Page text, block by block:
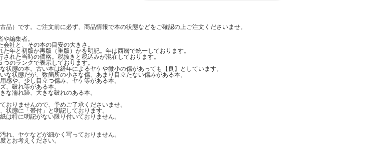
品）です。ご注文前に必ず、商品情報で本の状態などをご確認の上ご注文くださいませ。
編集者。
会社と、その本の目安の大きさ。
た年と初版か再版（重版）かを明記。年は西暦で統一しております。
された当時の価格。税抜きと税込みが混在しております。
のランクで表示しております。
状態の本。古い本は経年によるヤケや微小の傷があっても【良】としています。
な状態だが、数箇所の小さな傷、あまり目立たない傷みがある本。
感や、少し目立つ傷み、ヤケ等がある本。
、破れ等がある本。
な濡れ跡、大きな破れのある本。
おりませんので、予めご了承くださいませ。
状態に「帯付」と明記しております。
は特に明記がない限り付いておりません。
れ、ヤケなどが細かく写っておりません。
とお考えください。